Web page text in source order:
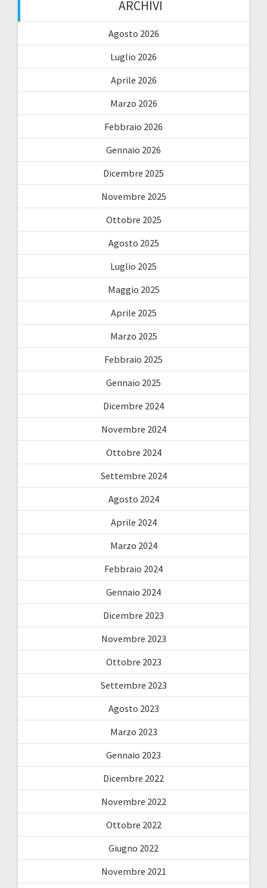
ARCHIVI
Agosto 2026
Luglio 2026
Aprile 2026
Marzo 2026
Febbraio 2026
Gennaio 2026
Dicembre 2025
Novembre 2025
Ottobre 2025
Agosto 2025
Luglio 2025
Maggio 2025
Aprile 2025
Marzo 2025
Febbraio 2025
Gennaio 2025
Dicembre 2024
Novembre 2024
Ottobre 2024
Settembre 2024
Agosto 2024
Aprile 2024
Marzo 2024
Febbraio 2024
Gennaio 2024
Dicembre 2023
Novembre 2023
Ottobre 2023
Settembre 2023
Agosto 2023
Marzo 2023
Gennaio 2023
Dicembre 2022
Novembre 2022
Ottobre 2022
Giugno 2022
Novembre 2021